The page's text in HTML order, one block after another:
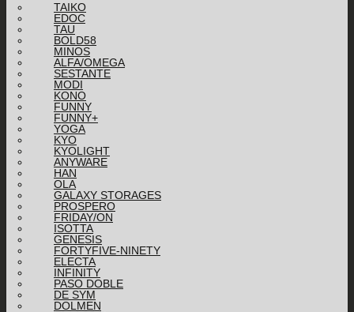
TAIKO
EDOC
TAU
BOLD58
MINOS
ALFA/OMEGA
SESTANTE
MODI
KONO
FUNNY
FUNNY+
YOGA
KYO
KYOLIGHT
ANYWARE
HAN
OLA
GALAXY STORAGES
PROSPERO
FRIDAY/ON
ISOTTA
GENESIS
FORTYFIVE-NINETY
ELECTA
INFINITY
PASO DOBLE
DE SYM
DOLMEN